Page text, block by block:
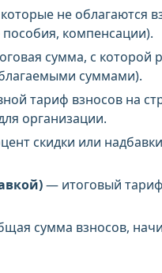
не облагаются
компенсации).
сумма, с которой
суммами).
тариф взносов на
организации.
скидки или
— итоговый
сумма взносов,